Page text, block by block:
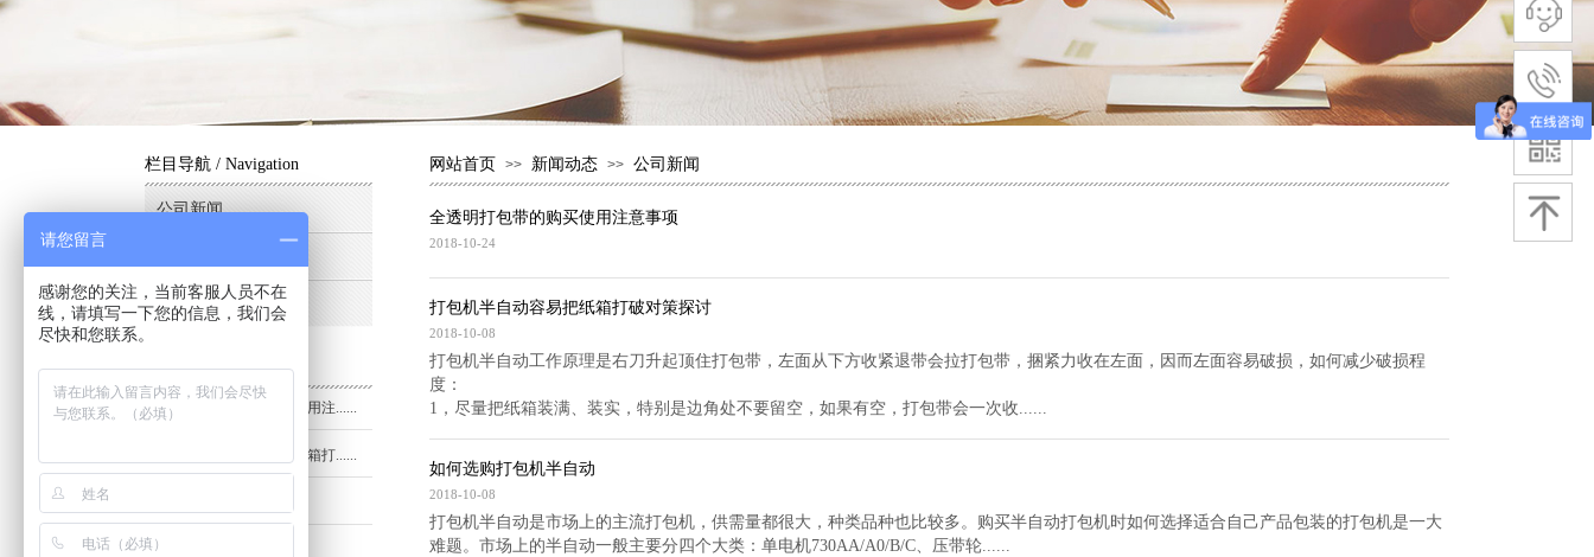
栏目导航 / Navigation 网站首页 >> 新闻动态 >> 公司新闻
公司新闻
媒体相关
全透明打包带的购买使用注意事项
2018-10-24
打包机半自动容易把纸箱打破对策探讨
2018-10-08
打包机半自动工作原理是右刀升起顶住打包带，左面从下方收紧退带会拉打包带，捆紧力收在左面，因而左面容易破损，如何减少破损程
度：
1，尽量把纸箱装满、装实，特别是边角处不要留空，如果有空，打包带会一次收......
如何选购打包机半自动
2018-10-08
打包机半自动是市场上的主流打包机，供需量都很大，种类品种也比较多。购买半自动打包机时如何选择适合自己产品包装的打包机是一大
难题。市场上的半自动一般主要分四个大类：单电机730AA/A0/B/C、压带轮......
最新资讯/ Information
全透明打包带的购买使用注......
打包机半自动容易把纸箱打......
请您留言
感谢您的关注，当前客服人员不在
线，请填写一下您的信息，我们会
尽快和您联系。